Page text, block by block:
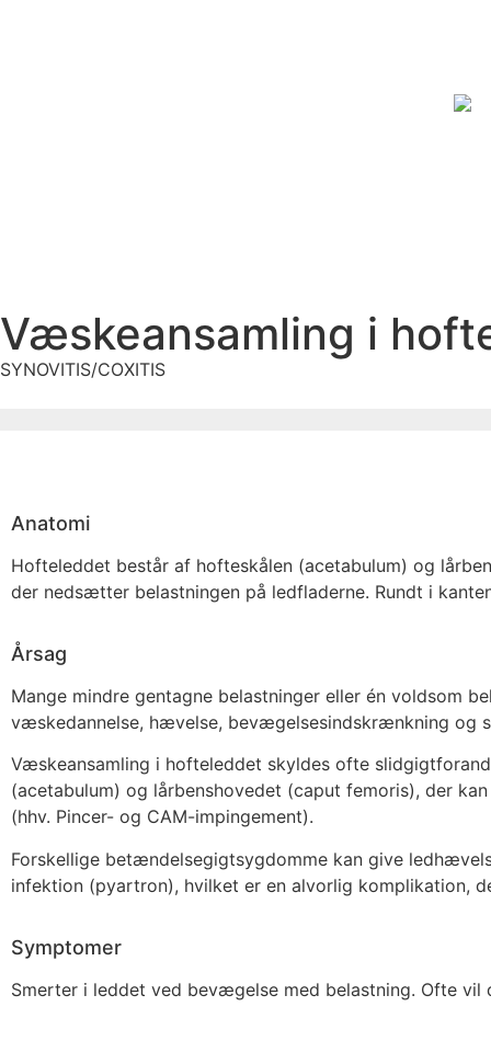
Væskeansamling i
SYNOVITIS/COXITIS
Anatomi
Hofteleddet består af hofteskålen (acetabulum) og
der nedsætter belastningen på ledfladerne. Rundt i
Årsag
Mange mindre gentagne belastninger eller én voldsom
væskedannelse, hævelse, bevægelsesindskrænkning og
Væskeansamling i hofteleddet skyldes ofte
(acetabulum) og lårbenshovedet (caput femoris), der
(hhv. Pincer- og CAM-impingement).
Forskellige betændelsegigtsygdomme kan give
infektion (pyartron), hvilket er en alvorlig komplikation,
Symptomer
Smerter i leddet ved bevægelse med belastning. Ofte